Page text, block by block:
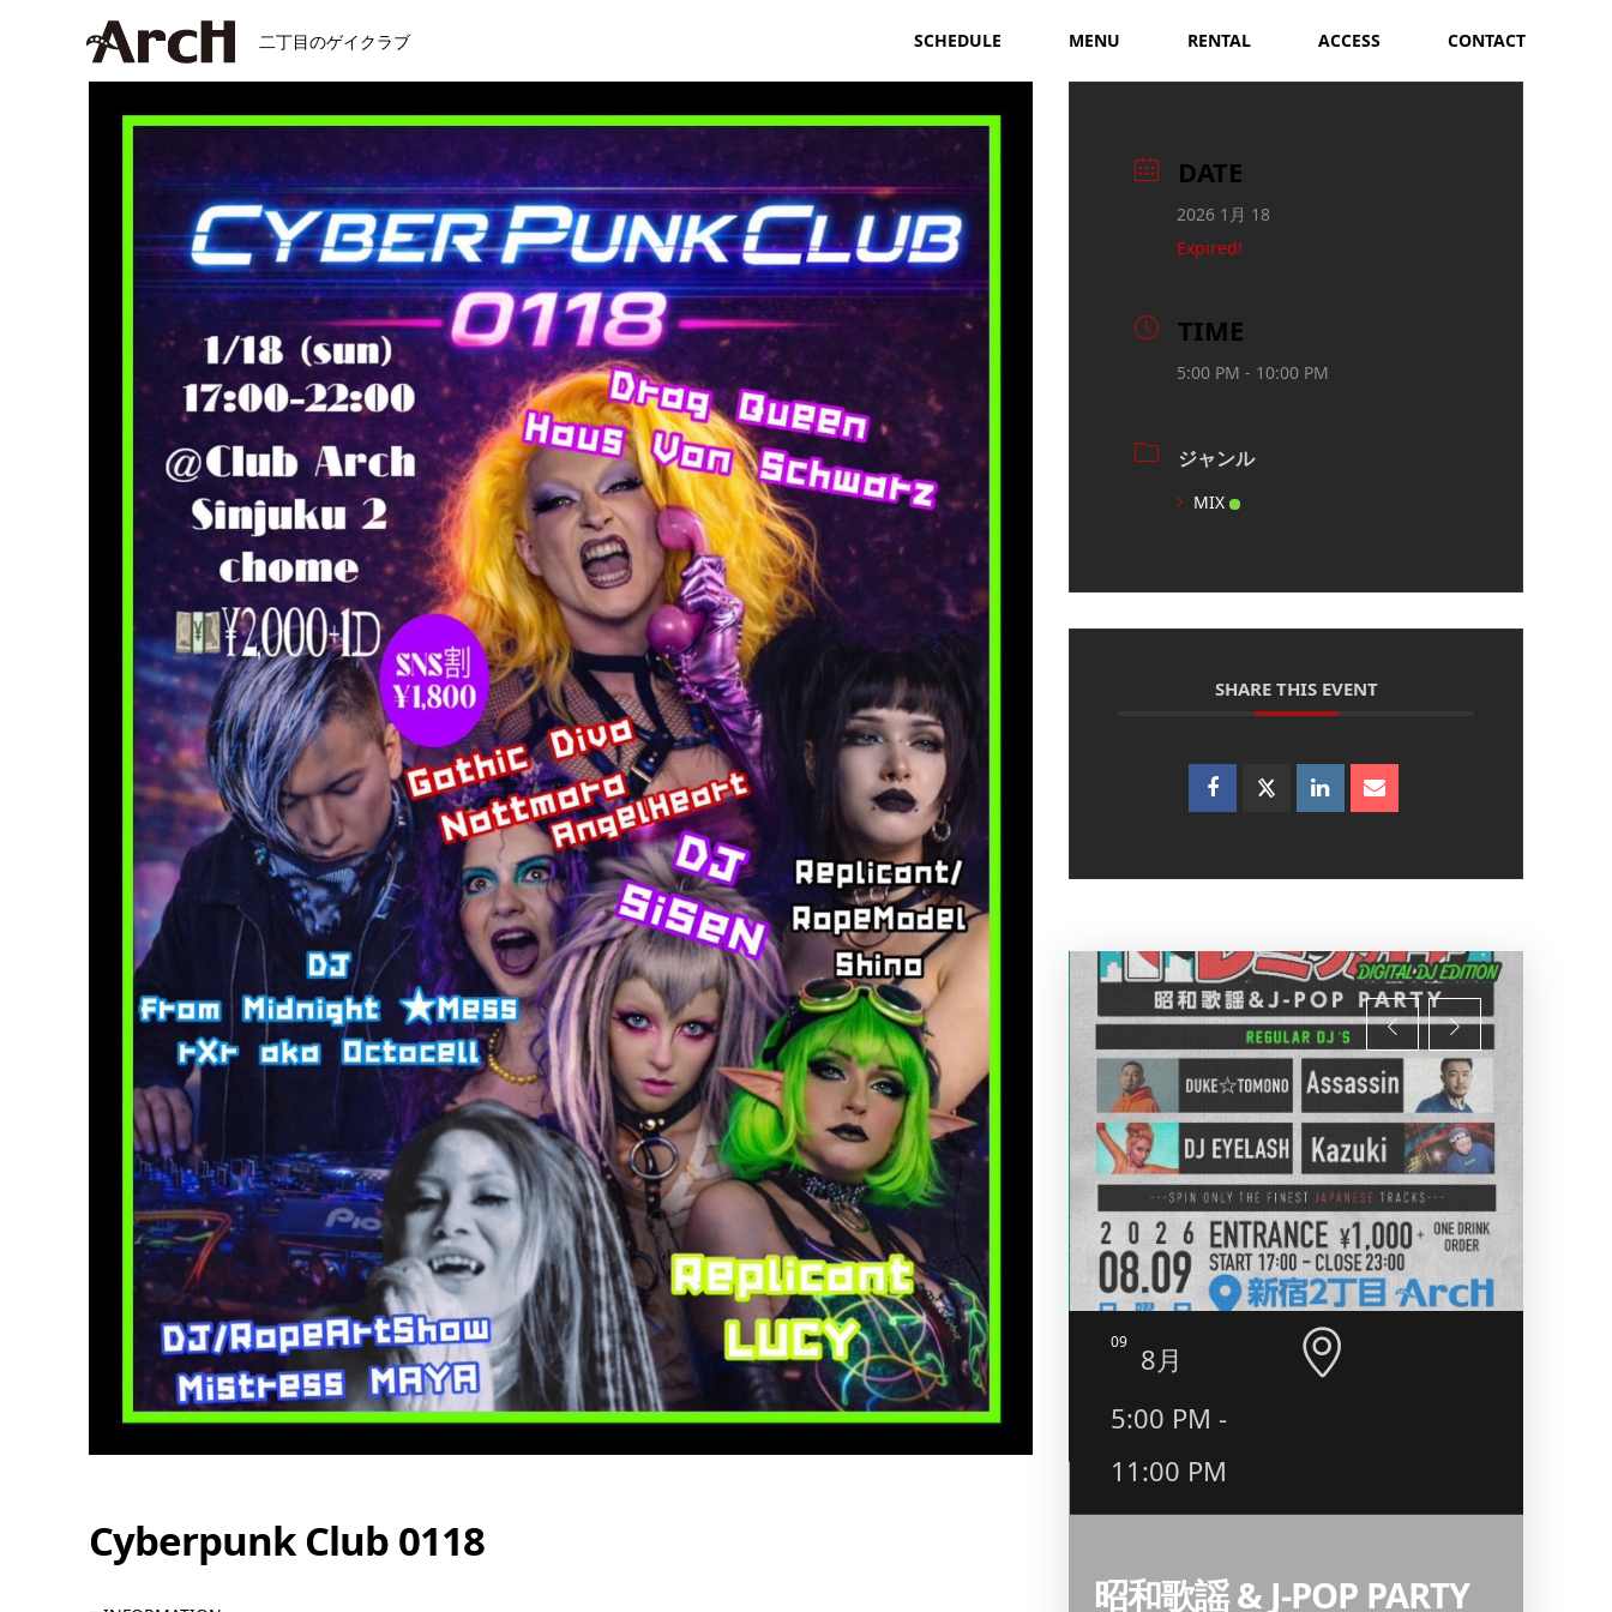
二丁目のゲイクラブ SCHEDULE MENU RENTAL ACCESS CONTACT
Cyberpunk Club 0118
DATE
2026 1月 18
Expired!
TIME
5:00 PM - 10:00 PM
ジャンル
MIX
SHARE THIS EVENT
13
8月
8:00 PM
ゆうちゃんDAY
08
8月
9:00 PM
09
8月
5:00 PM -
11:00 PM
昭和歌謡 & J-POP PARTY